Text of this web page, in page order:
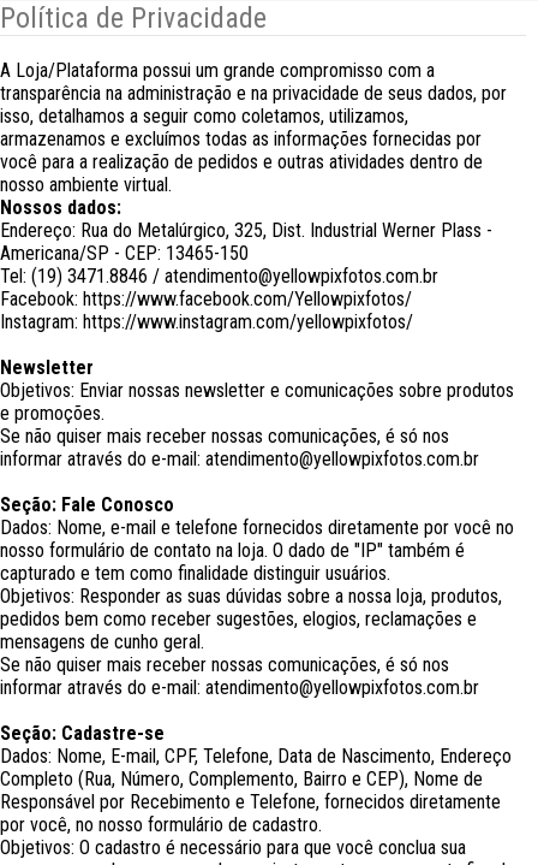
Política de Privacidade
A Loja/Plataforma possui um grande compromisso com a
transparência na administração e na privacidade de seus dados, por
isso, detalhamos a seguir como coletamos, utilizamos,
armazenamos e excluímos todas as informações fornecidas por
você para a realização de pedidos e outras atividades dentro de
nosso ambiente virtual.
Nossos dados:
Endereço: Rua do Metalúrgico, 325, Dist. Industrial Werner Plass -
Americana/SP - CEP: 13465-150
Tel: (19) 3471.8846 / atendimento@yellowpixfotos.com.br
Facebook: https://www.facebook.com/Yellowpixfotos/
Instagram: https://www.instagram.com/yellowpixfotos/
Newsletter
Objetivos: Enviar nossas newsletter e comunicações sobre produtos
e promoções.
Se não quiser mais receber nossas comunicações, é só nos
informar através do e-mail: atendimento@yellowpixfotos.com.br
Seção: Fale Conosco
Dados: Nome, e-mail e telefone fornecidos diretamente por você no
nosso formulário de contato na loja. O dado de "IP" também é
capturado e tem como finalidade distinguir usuários.
Objetivos: Responder as suas dúvidas sobre a nossa loja, produtos,
pedidos bem como receber sugestões, elogios, reclamações e
mensagens de cunho geral.
Se não quiser mais receber nossas comunicações, é só nos
informar através do e-mail: atendimento@yellowpixfotos.com.br
Seção: Cadastre-se
Dados: Nome, E-mail, CPF, Telefone, Data de Nascimento, Endereço
Completo (Rua, Número, Complemento, Bairro e CEP), Nome de
Responsável por Recebimento e Telefone, fornecidos diretamente
por você, no nosso formulário de cadastro.
Objetivos: O cadastro é necessário para que você conclua sua